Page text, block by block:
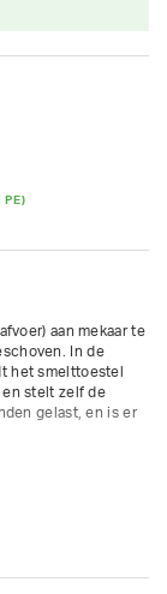
PE)
aan mekaar te
In de
het smelttoestel
stelt zelf de
gelast, en is er
Aquatherm en